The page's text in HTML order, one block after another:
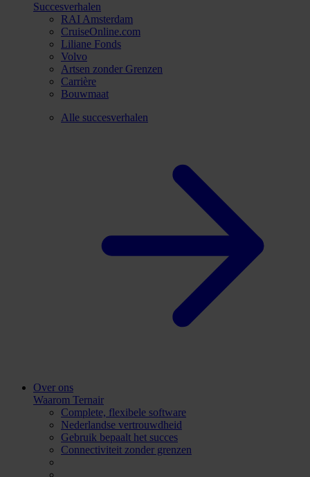
Succesverhalen
RAI Amsterdam
CruiseOnline.com
Liliane Fonds
Volvo
Artsen zonder Grenzen
Carrière
Bouwmaat
Alle succesverhalen
Over ons
Waarom Ternair
Complete, flexibele software
Nederlandse vertrouwdheid
Gebruik bepaalt het succes
Connectiviteit zonder grenzen